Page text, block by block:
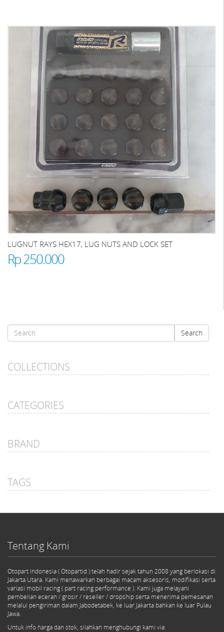
LUGNUT RAYS HEX17, LUG NUTS AND LOCK SET
Rp 250.000
Search
Search
COLLECTIONS
CATEGORIES
BRAND
TAGS
Tentang Kami
Otopart Indonesia ( Otopartid ) telah hadir sejak tahun 2008 yang berlokasi di
Jakarta Utara. Kami menawarkan berbagai macam aksesoris, modifikasi serta
variasi mobil racing ( part racing performance ). Kami juga melayani
pembelian eceran / grosir / reseller / dropship serta menerima pemesanan
melalui pengiriman dalam Jabodetabek, ke luar Jakarta bahkan ke luar Pulau
Jawa.
Untuk info harga dan stok, silahkan menghubungi kami via: